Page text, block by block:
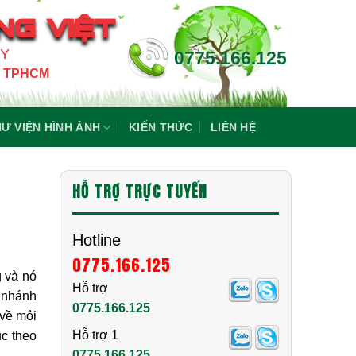
VIỆT
0775.166.125
VIỆN HÌNH ẢNH KIẾN THỨC LIÊN HỆ
và nó
môi
theo
HỖ TRỢ TRỰC TUYẾN
Hotline
0775.166.125
Hỗ trợ
0775.166.125
Hỗ trợ 1